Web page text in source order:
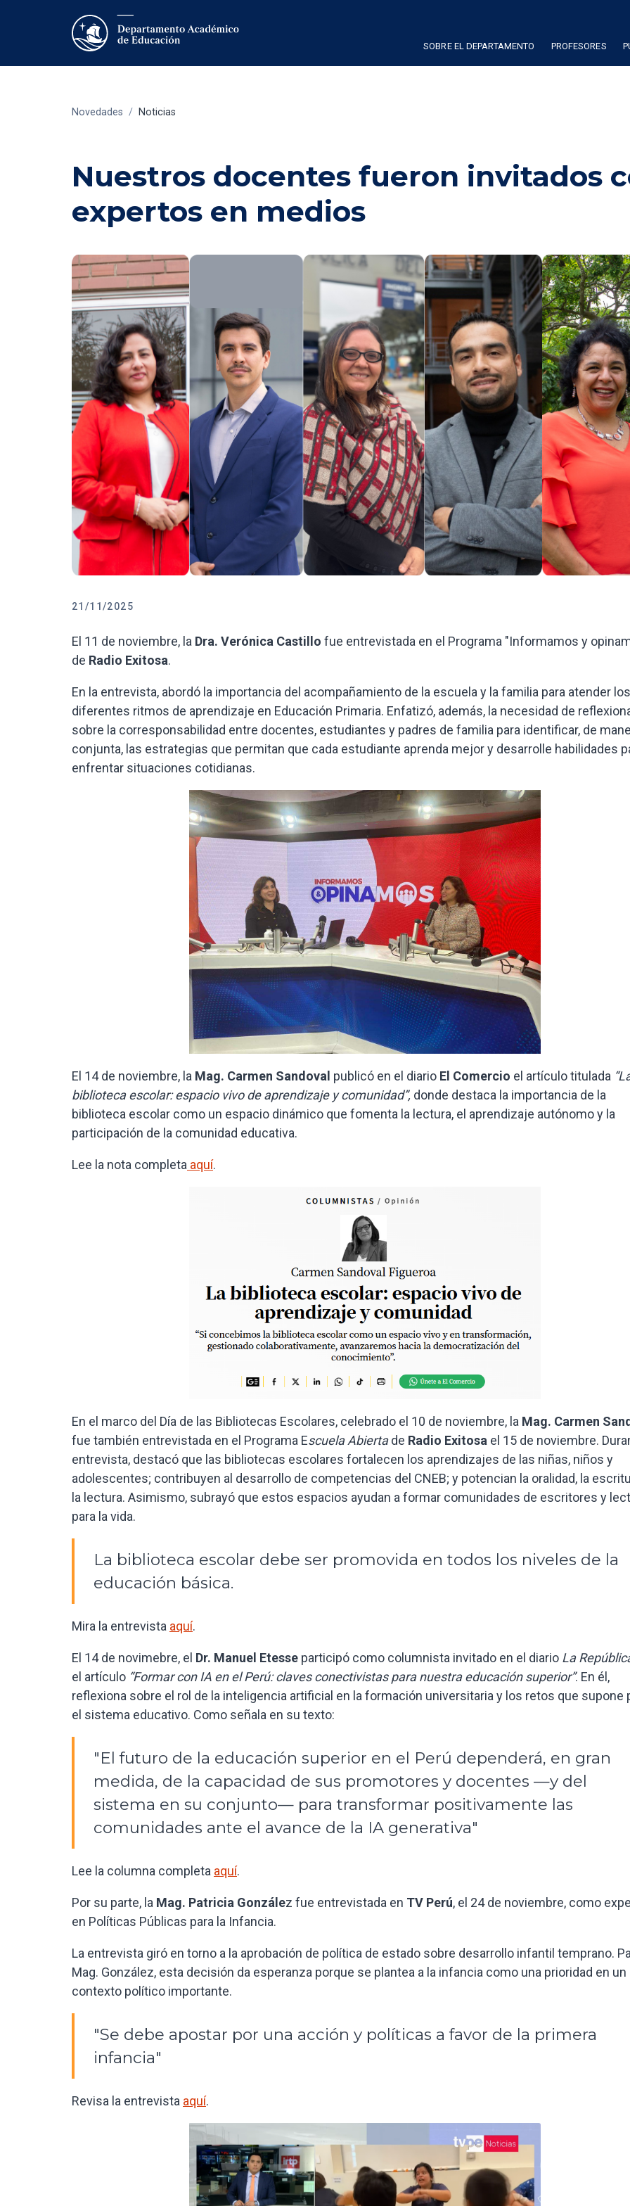
SOBRE EL DEPARTAMENTO PROFESORES
Novedades / Noticias
Nuestros docentes fueron invitados
expertos en medios
21/11/2025
El 11 de noviembre, la Dra. Verónica Castillo fue entrevistada en el Programa "Informamos y
de Radio Exitosa.
En la entrevista, abordó la importancia del acompañamiento de la escuela y la familia para atender los
diferentes ritmos de aprendizaje en Educación Primaria. Enfatizó, además, la necesidad de
sobre la corresponsabilidad entre docentes, estudiantes y padres de familia para identificar, de
conjunta, las estrategias que permitan que cada estudiante aprenda mejor y desarrolle habilidades
enfrentar situaciones cotidianas.
El 14 de noviembre, la Mag. Carmen Sandoval publicó en el diario El Comercio el artículo titulada
biblioteca escolar: espacio vivo de aprendizaje y comunidad”, donde destaca la importancia de la
biblioteca escolar como un espacio dinámico que fomenta la lectura, el aprendizaje autónomo y la
participación de la comunidad educativa.
Lee la nota completa aquí.
En el marco del Día de las Bibliotecas Escolares, celebrado el 10 de noviembre, la Mag. Carmen
fue también entrevistada en el Programa Escuela Abiertade Radio Exitosa el 15 de noviembre.
entrevista, destacó que las bibliotecas escolares fortalecen los aprendizajes de las niñas, niños y
adolescentes; contribuyen al desarrollo de competencias del CNEB; y potencian la oralidad, la
la lectura. Asimismo, subrayó que estos espacios ayudan a formar comunidades de escritores y
para la vida.
La biblioteca escolar debe ser promovida en todos los niveles de la
educación básica.
Mira la entrevista aquí.
El 14 de novimebre, el Dr. Manuel Etesse participó como columnista invitado en el diario La
el artículo “Formar con IA en el Perú: claves conectivistas para nuestra educación superior”. En él,
reflexiona sobre el rol de la inteligencia artificial en la formación universitaria y los retos que supone
el sistema educativo. Como señala en su texto:
"El futuro de la educación superior en el Perú dependerá, en gran
medida, de la capacidad de sus promotores y docentes —y del
sistema en su conjunto— para transformar positivamente las
comunidades ante el avance de la IA generativa"
Lee la columna completa aquí.
Por su parte, la Mag. Patricia González fue entrevistada en TV Perú, el 24 de noviembre, como
en Políticas Públicas para la Infancia.
La entrevista giró en torno a la aprobación de política de estado sobre desarrollo infantil temprano.
Mag. González, esta decisión da esperanza porque se plantea a la infancia como una prioridad en un
contexto político importante.
"Se debe apostar por una acción y políticas a favor de la primera
infancia"
Revisa la entrevista aquí.